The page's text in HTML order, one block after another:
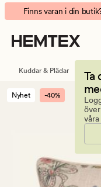
Mercia
kuddfodral
multi/grön
Animerad
banner.
Klicka
på
att
Finns varan i din
Ta
Kuddar & Plädar
Nyhet -40%